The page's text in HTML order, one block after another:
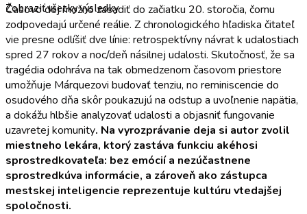
Zobraziť všetky výsledky
Časovo dej možno zasadiť do začiatku 20. storočia, čomu
zodpovedajú určené reálie. Z chronologického hľadiska čitateľ
vie presne odlíšiť dve línie: retrospektívny návrat k udalostiach
spred 27 rokov a noc/deň násilnej udalosti. Skutočnosť, že sa
tragédia odohráva na tak obmedzenom časovom priestore
umožňuje Márquezovi budovať tenziu, no reminiscencie do
osudového dňa skôr poukazujú na odstup a uvoľnenie napätia,
a dokážu hlbšie analyzovať udalosti a objasniť fungovanie
uzavretej komunity. Na vyrozprávanie deja si autor zvolil
miestneho lekára, ktorý zastáva funkciu akéhosi
sprostredkovateľa: bez emócií a nezúčastnene
sprostredkúva informácie, a zároveň ako zástupca
mestskej inteligencie reprezentuje kultúru vtedajšej
spoločnosti.